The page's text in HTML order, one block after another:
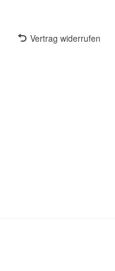
Vertrag widerrufen